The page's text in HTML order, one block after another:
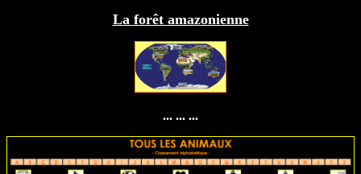
La forêt amazonienne
... ... ...